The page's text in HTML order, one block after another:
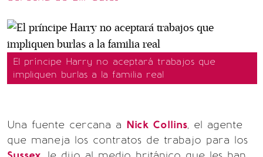
El príncipe Harry no aceptará trabajos que
impliquen burlas a la familia real
Una fuente cercana a Nick Collins, el agente
que maneja los contratos de trabajo para los